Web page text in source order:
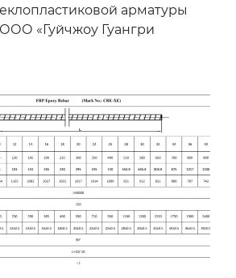
арматуры
«Гуйчжоу Гуангри